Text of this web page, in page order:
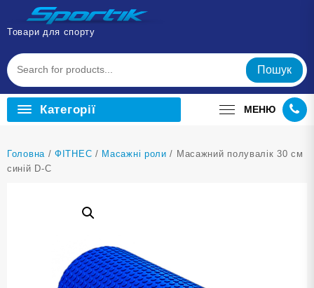
Перейти
вмісту
Товари для спорту
Пошук
Категорії МЕНЮ
Головна /ФІТНЕС / Масажні роли / Масажний полувалік 30 см
синій D-С